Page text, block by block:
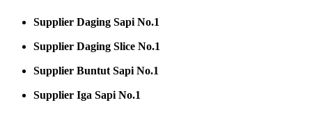
Supplier Daging Sapi No.1
Supplier Daging Slice No.1
Supplier Buntut Sapi No.1
Supplier Iga Sapi No.1